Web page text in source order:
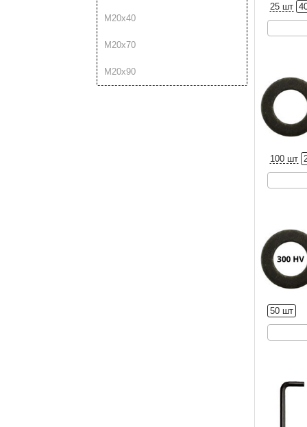
М20х40
М20х70
М20х90
25 шт
100 шт
50 шт